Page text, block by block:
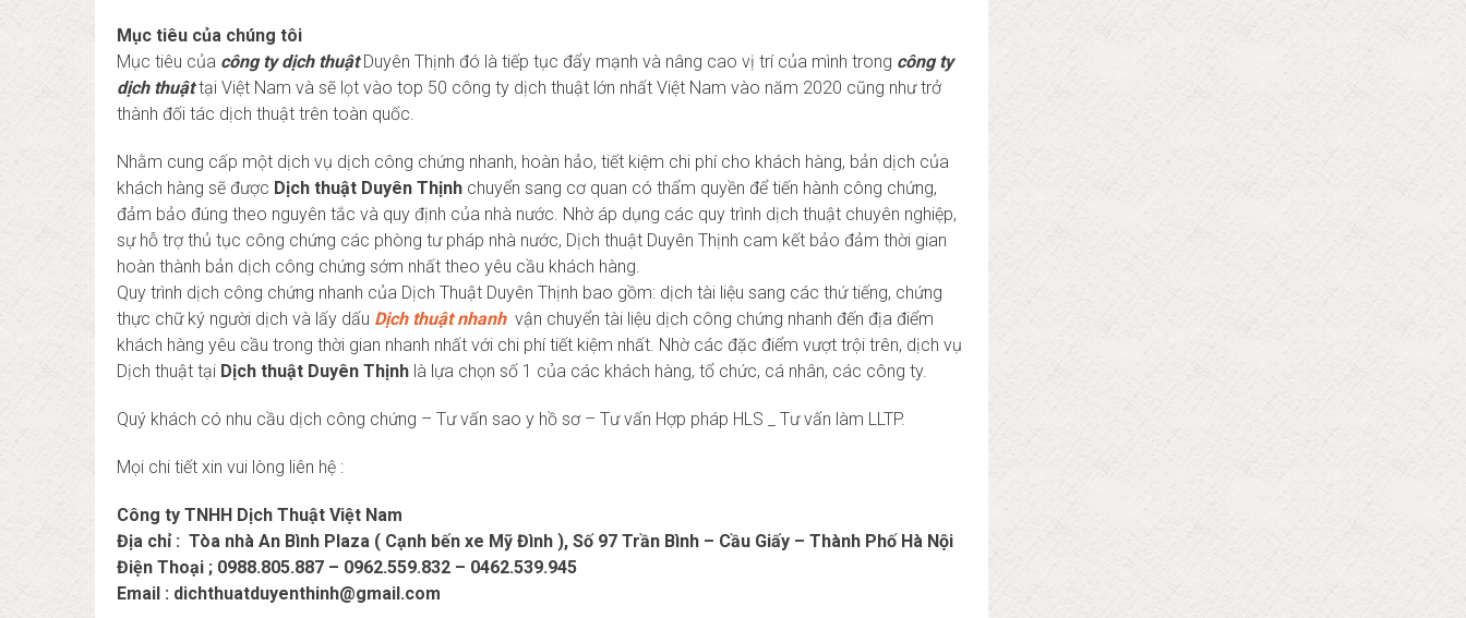
Mục tiêu của chúng tôi
Mục tiêu của công ty dịch thuậtDuyên Thịnh đó là tiếp tục đẩy mạnh và nâng cao vị trí của mình trong công ty
dịch thuậttại Việt Nam và sẽ lọt vào top 50 công ty dịch thuật lớn nhất Việt Nam vào năm 2020 cũng như trở
thành đối tác dịch thuật trên toàn quốc.
Nhằm cung cấp một dịch vụ dịch công chứng nhanh, hoàn hảo, tiết kiệm chi phí cho khách hàng, bản dịch của
khách hàng sẽ được Dịch thuật Duyên Thịnh chuyển sang cơ quan có thẩm quyền để tiến hành công chứng,
đảm bảo đúng theo nguyên tắc và quy định của nhà nước. Nhờ áp dụng các quy trình dịch thuật chuyên nghiệp,
sự hỗ trợ thủ tục công chứng các phòng tư pháp nhà nước, Dịch thuật Duyên Thịnh cam kết bảo đảm thời gian
hoàn thành bản dịch công chứng sớm nhất theo yêu cầu khách hàng.
Quy trình dịch công chứng nhanh của Dịch Thuật Duyên Thịnh bao gồm: dịch tài liệu sang các thứ tiếng, chứng
thực chữ ký người dịch và lấy dấu Dịch thuậtnhanh vận chuyển tài liệu dịch công chứng nhanh đến địa điểm
khách hàng yêu cầu trong thời gian nhanh nhất với chi phí tiết kiệm nhất. Nhờ các đặc điểm vượt trội trên, dịch vụ
Dịch thuật tại Dịch thuật Duyên Thịnh là lựa chọn số 1 của các khách hàng, tổ chức, cá nhân, các công ty.
Quý khách có nhu cầu dịch công chứng – Tư vấn sao y hồ sơ – Tư vấn Hợp pháp HLS _ Tư vấn làm LLTP.
Mọi chi tiết xin vui lòng liên hệ :
Công ty TNHH Dịch Thuật Việt Nam
Địa chỉ : Tòa nhà An Bình Plaza ( Cạnh bến xe Mỹ Đình ), Số 97 Trần Bình – Cầu Giấy – Thành Phố Hà Nội
Điện Thoại ; 0988.805.887 – 0962.559.832 – 0462.539.945
Email : dichthuatduyenthinh@gmail.com